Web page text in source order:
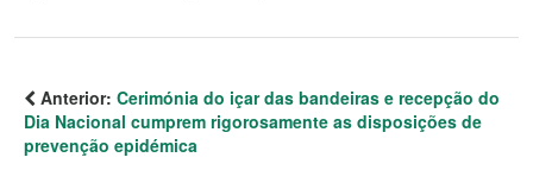
Anterior: Cerimónia do içar das bandeiras e recepção do
Dia Nacional cumprem rigorosamente as disposições de
prevenção epidémica